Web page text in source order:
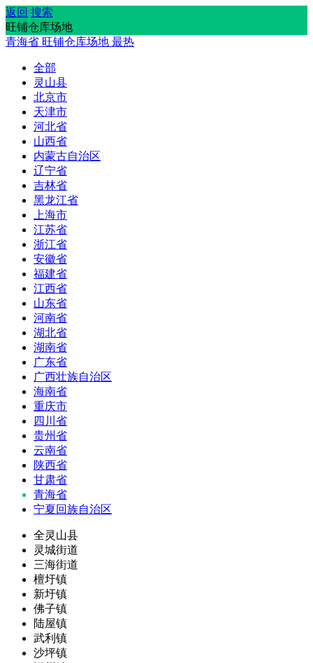
返回 搜索
旺铺仓库场地
青海省 旺铺仓库场地 最热
全部
灵山县
北京市
天津市
河北省
山西省
内蒙古自治区
辽宁省
吉林省
黑龙江省
上海市
江苏省
浙江省
安徽省
福建省
江西省
山东省
河南省
湖北省
湖南省
广东省
广西壮族自治区
海南省
重庆市
四川省
贵州省
云南省
陕西省
甘肃省
青海省
宁夏回族自治区
全灵山县
灵城街道
三海街道
檀圩镇
新圩镇
佛子镇
陆屋镇
武利镇
沙坪镇